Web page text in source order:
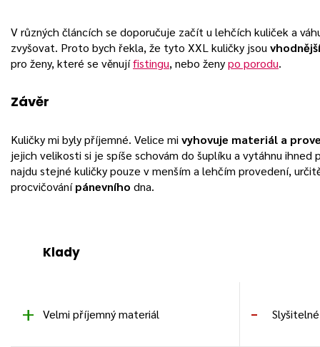
V různých článcích se doporučuje začít u lehčích kuliček a
zvyšovat. Proto bych řekla, že tyto XXL kuličky jsou
pro ženy, které se věnujífistingu, nebo ženypo porodu.
Závěr
Kuličky mi byly příjemné. Velice mi vyhovuje materiál a
jejich velikosti si je spíše schovám do šuplíku a vytáhnu ihned
najdu stejné kuličky pouze v menším a lehčím provedení,
procvičovánípánevního dna.
Klady
Velmi příjemný materiál